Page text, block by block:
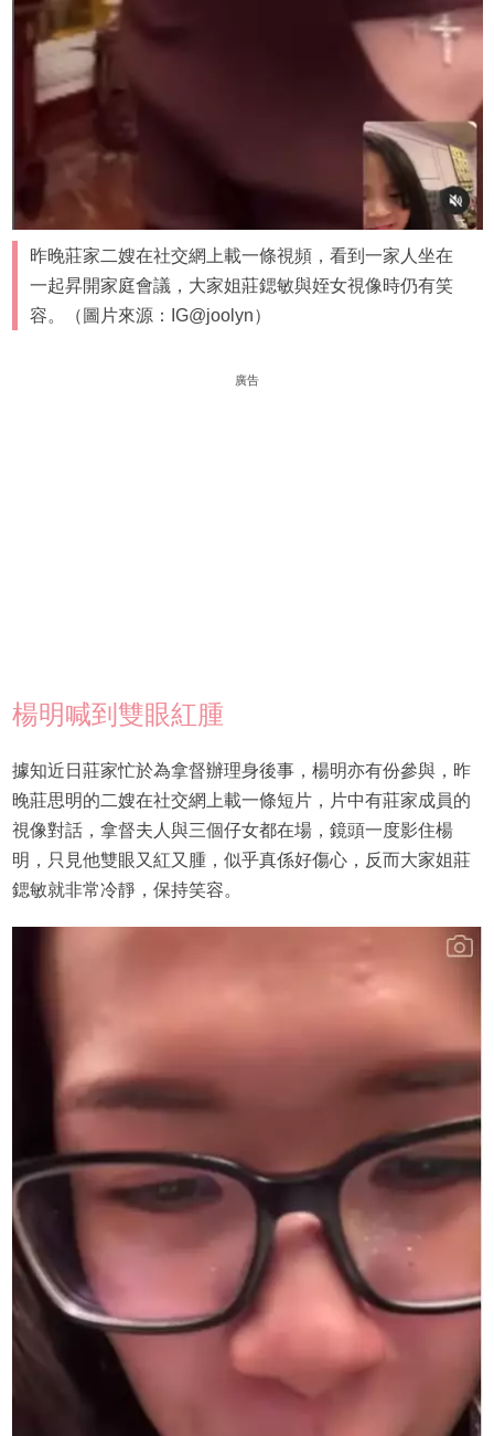
昨晚莊家二嫂在社交網上載一條視頻，看到一家人坐在
一起昇開家庭會議，大家姐莊鍶敏與姪女視像時仍有笑
容。（圖片來源：IG@joolyn）
廣告
楊明喊到雙眼紅腫
據知近日莊家忙於為拿督辦理身後事，楊明亦有份參與，昨
晚莊思明的二嫂在社交網上載一條短片，片中有莊家成員的
視像對話，拿督夫人與三個仔女都在場，鏡頭一度影住楊
明，只見他雙眼又紅又腫，似乎真係好傷心，反而大家姐莊
鍶敏就非常冷靜，保持笑容。